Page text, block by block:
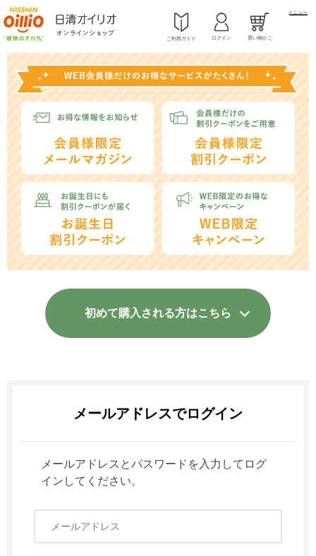
ご利用ガイド ログイン 買い物かご
メニュー
初めて購入される方はこちら
メールアドレスとパスワードを入力してログ
インしてください。